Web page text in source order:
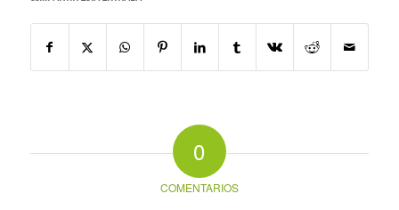
0
COMENTARIOS